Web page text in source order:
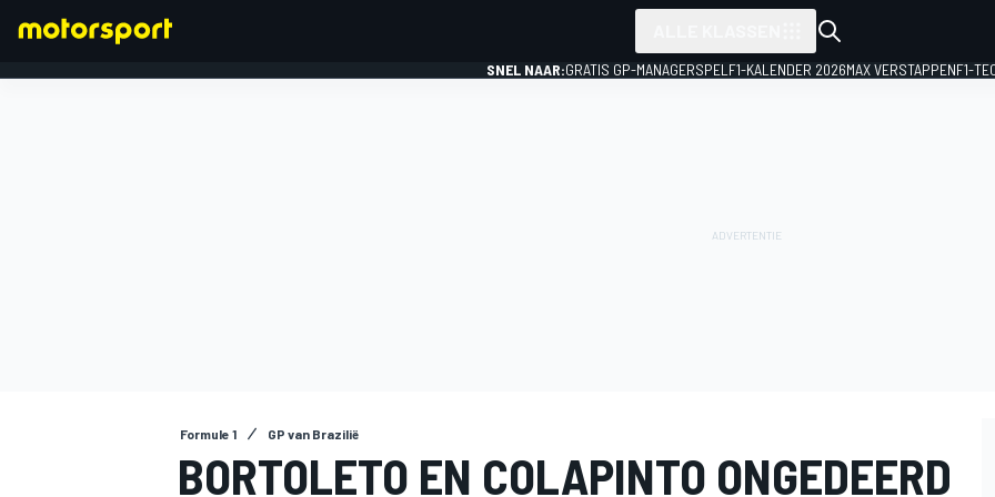
SNEL NAAR:GRATIS GP-MANAGERSPEL F1-KALENDER 2026MAX VERSTAPPENF1-
Formule 1 GP van Brazilië
BORTOLETO EN COLAPINTO ONGEDEERD